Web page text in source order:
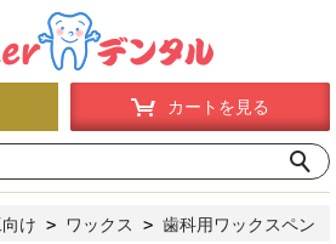
カートを見る
け > ワックス > 歯科用ワックスペン